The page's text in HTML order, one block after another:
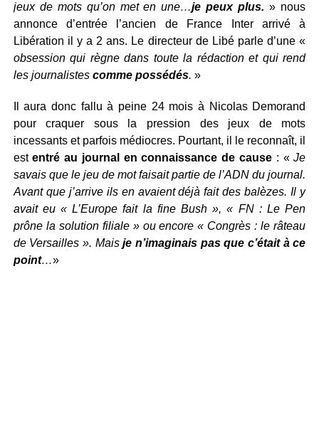
jeux de mots qu’on met en une…je peux plus. » nous
annonce d’entrée l’ancien de France Inter arrivé à
Libération il y a 2 ans. Le directeur de Libé parle d’une «
obsession qui règne dans toute la rédaction et qui rend
les journalistes comme possédés. »
Il aura donc fallu à peine 24 mois à Nicolas Demorand
pour craquer sous la pression des jeux de mots
incessants et parfois médiocres. Pourtant, il le reconnaît, il
estentré au journal en connaissance de cause : «Je
savais que le jeu de mot faisait partie de l’ADN du journal.
Avant que j’arrive ils en avaient déjà fait des balèzes. Il y
avait eu « L’Europe fait la fine Bush », « FN : Le Pen
prône la solution filiale » ou encore « Congrès : le râteau
de Versailles ». Maisje n’imaginais pas que c’était à ce
point…»